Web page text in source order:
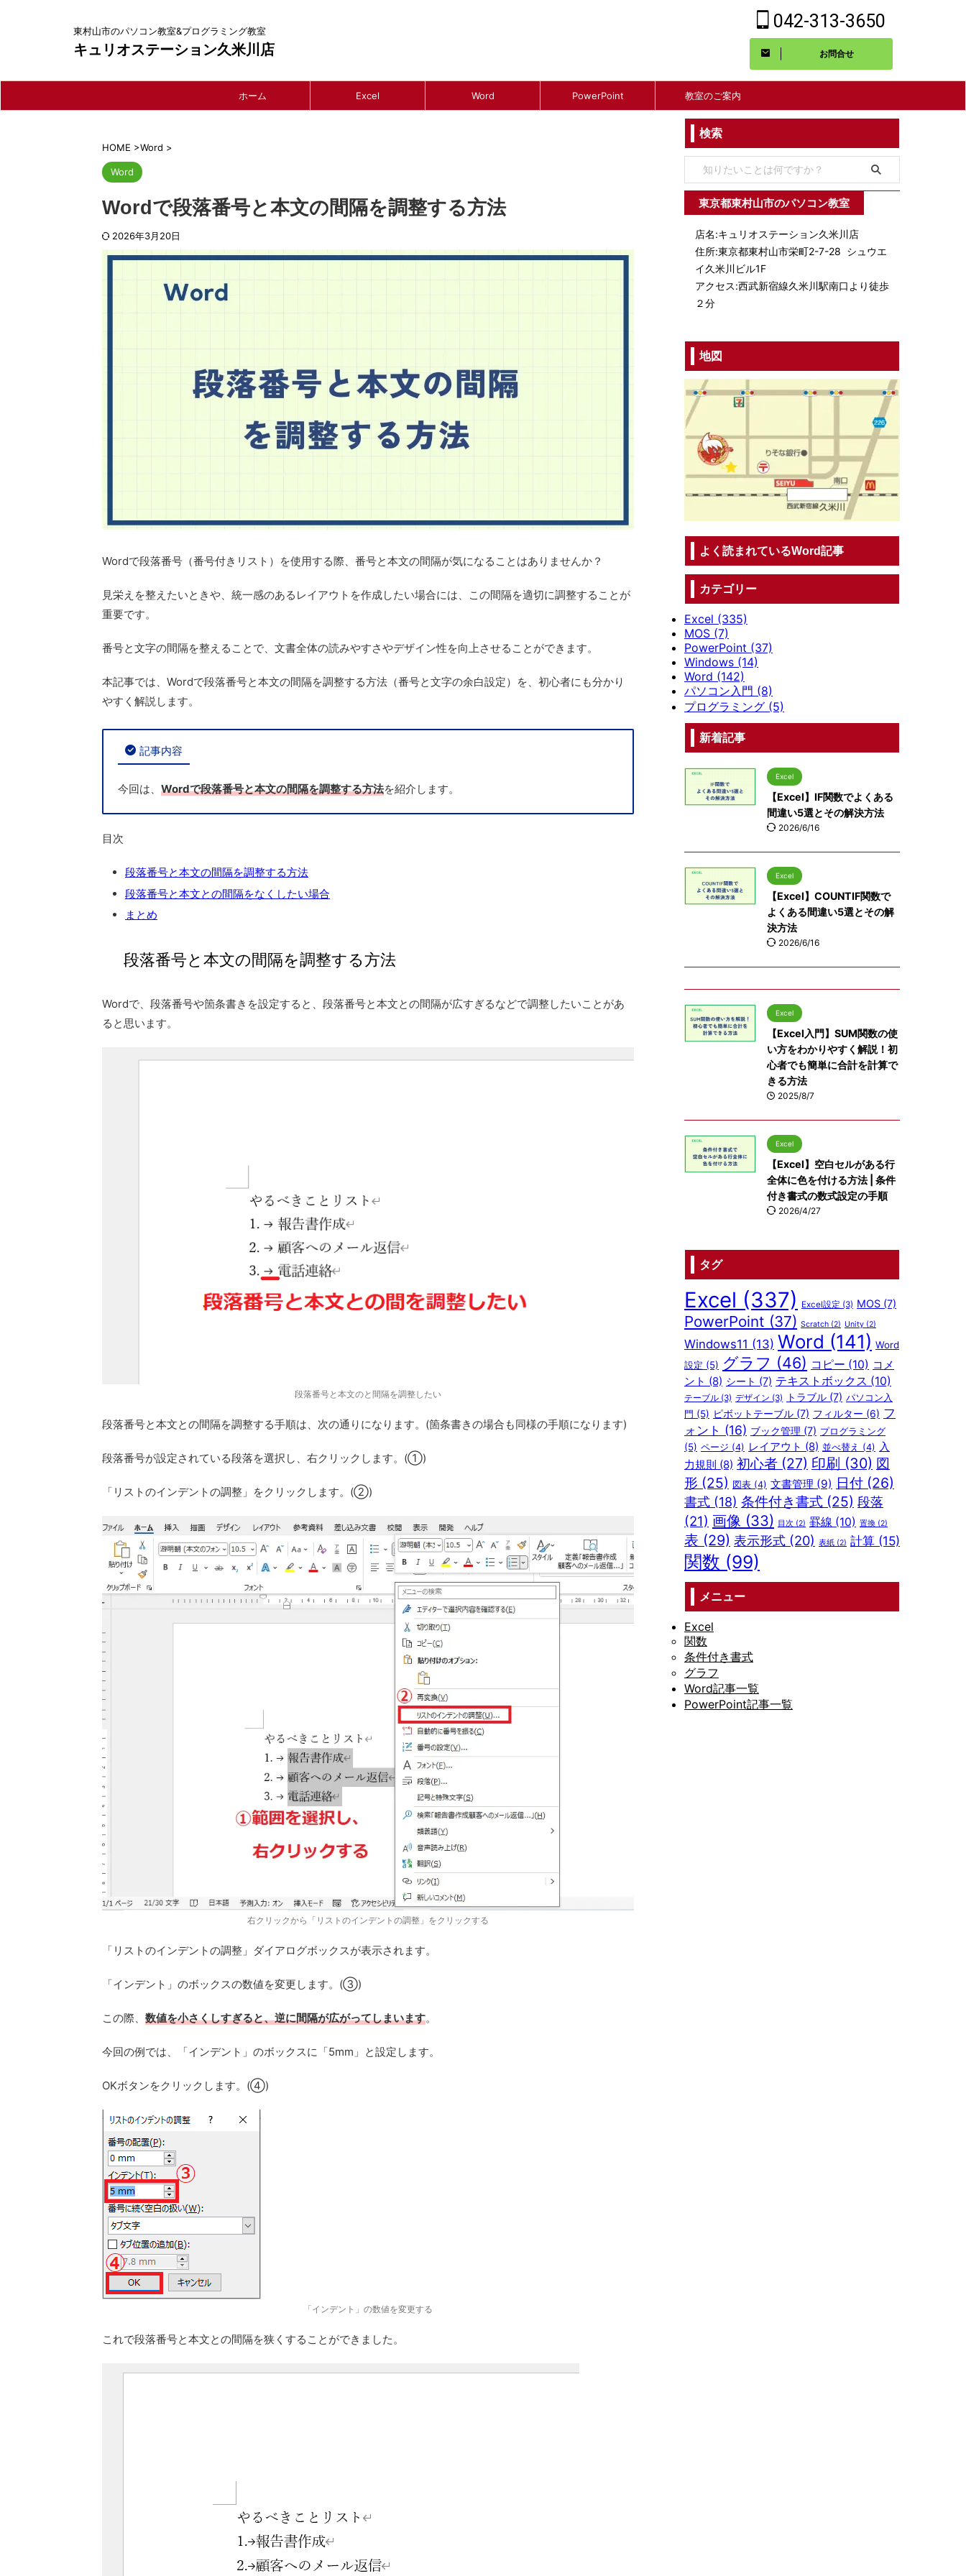
東村山市のパソコン教室&プログラミング教室
キュリオステーション久米川店
042-313-3650
お問合せ
ホーム Excel Word PowerPoint 教室のご案内
HOME >Word >
Word
Wordで段落番号と本文の間隔を調整する方法
2026年3月20日
Wordで段落番号（番号付きリスト）を使用する際、 番号と本文の間隔が気になる ことはありませんか？
見栄えを整えたいときや、 統一感のあるレイアウトを作成したい場合には、この間隔を適切に調整することが
重要です。
番号と文字の間隔を整えることで、 文書全体の読みやすさやデザイン性を向上 させることができます。
本記事では、 Wordで段落番号と本文の間隔を調整する方法（番号と文字の余白設定） を、初心者にも分かり
やすく解説します。
記事内容
今回は、 Wordで段落番号と本文の間隔を調整する方法を紹介します。
目次
段落番号と本文の間隔を調整する方法
段落番号と本文との間隔をなくしたい場合
まとめ
段落番号と本文の間隔を調整する方法
Wordで、段落番号や箇条書きを設定すると、段落番号と本文との間隔が広すぎるなどで調整したいことがあ
ると思います。
段落番号と本文のと間隔を調整したい
段落番号と本文との間隔を調整する手順は、次の通りになります。(箇条書きの場合も同様の手順になります)
段落番号が設定されている段落を選択し、右クリックします。(①)
「リストのインデントの調整」をクリックします。(②)
右クリックから「リストのインデントの調整」をクリックする
「リストのインデントの調整」ダイアログボックスが表示されます。
「インデント」のボックスの数値を変更します。(③)
この際、 数値を小さくしすぎると、逆に間隔が広がってしまいます。
今回の例では、「インデント」のボックスに「5mm」と設定します。
OKボタンをクリックします。(④)
「インデント」の数値を変更する
これで段落番号と本文との間隔を狭くすることができました。
検索
東京都東村山市のパソコン教室
店名:キュリオステーション久米川店
住所:東京都東村山市栄町2-7-28 シュウエ
イ久米川ビル1F
アクセス:西武新宿線久米川駅南口より徒歩
２分
地図
よく読まれているWord記事
カテゴリー
Excel (335)
MOS (7)
PowerPoint (37)
Windows (14)
Word (142)
パソコン入門 (8)
プログラミング (5)
新着記事
Excel
【Excel】IF関数でよくある
間違い5選とその解決方法
2026/6/16
Excel
【Excel】COUNTIF関数で
よくある間違い5選とその解
決方法
2026/6/16
Excel
【Excel入門】SUM関数の使
い方をわかりやすく解説！初
心者でも簡単に合計を計算で
きる方法
2025/8/7
Excel
【Excel】空白セルがある行
全体に色を付ける方法 | 条件
付き書式の数式設定の手順
2026/4/27
タグ
Excel (337) Excel設定 (3) MOS (7)
PowerPoint (37) Scratch (2) Unity (2)
Windows11 (13) Word (141) Word
設定 (5) グラフ (46) コピー (10) コメ
ント (8) シート (7) テキストボックス (10)
テーブル (3) デザイン (3) トラブル (7) パソコン入
門 (5) ピボットテーブル (7) フィルター (6) フ
ォント (16) ブック管理 (7) プログラミング
(5) ページ (4) レイアウト (8) 並べ替え (4) 入
力規則 (8) 初心者 (27) 印刷 (30) 図
形 (25) 図表 (4) 文書管理 (9) 日付 (26)
書式 (18) 条件付き書式 (25) 段落
(21) 画像 (33) 目次 (2) 罫線 (10) 置換 (2)
表 (29) 表示形式 (20) 表紙 (2) 計算 (15)
関数 (99)
メニュー
Excel
関数
条件付き書式
グラフ
Word記事一覧
PowerPoint記事一覧